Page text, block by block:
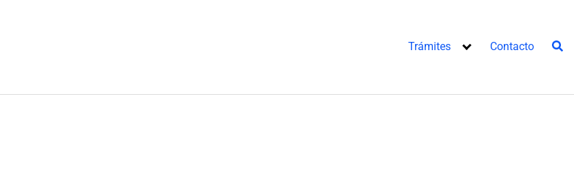
Trámites Contacto